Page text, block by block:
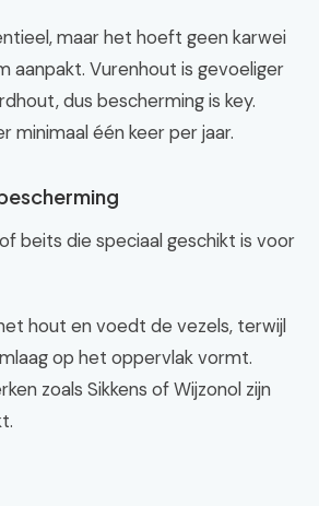
maar het hoeft geen karwei
aanpakt. Vurenhout is gevoeliger
dus bescherming is key.
minimaal één keer per jaar.
beits die speciaal geschikt is voor
hout en voedt de vezels, terwijl
op het oppervlak vormt.
zoals Sikkens of Wijzonol zijn